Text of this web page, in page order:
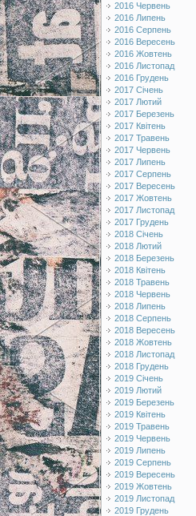
2016 Червень
2016 Липень
2016 Серпень
2016 Вересень
2016 Жовтень
2016 Листопад
2016 Грудень
2017 Січень
2017 Лютий
2017 Березень
2017 Квітень
2017 Травень
2017 Червень
2017 Липень
2017 Серпень
2017 Вересень
2017 Жовтень
2017 Листопад
2017 Грудень
2018 Січень
2018 Лютий
2018 Березень
2018 Квітень
2018 Травень
2018 Червень
2018 Липень
2018 Серпень
2018 Вересень
2018 Жовтень
2018 Листопад
2018 Грудень
2019 Січень
2019 Лютий
2019 Березень
2019 Квітень
2019 Травень
2019 Червень
2019 Липень
2019 Серпень
2019 Вересень
2019 Жовтень
2019 Листопад
2019 Грудень